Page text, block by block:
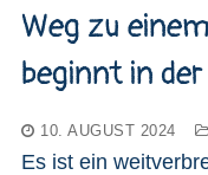
Weg zu
beginnt in
10. AUGUST 2024
Es ist ein